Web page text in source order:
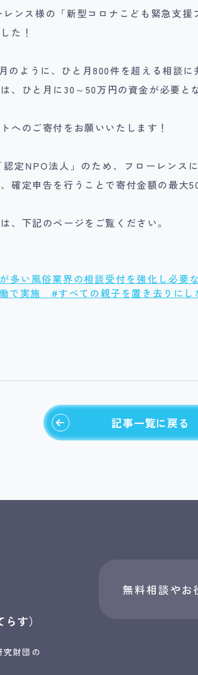
ンス様の「新型コロナこども緊急支
た！
のように、ひと月800件を超える相談
、ひと月に30～50万円の資金が必要と
へのご寄付をお願いいたします！
認定NPO法人」のため、フローレンス
確定申告を行うことで寄付金額の最大
、下記のページをご覧ください。
多い風俗業界の相談受付を強化し必要
で実施 #すべての親子を置き去りにし
記事一覧に戻る
す）
究財団の
無料相談やお